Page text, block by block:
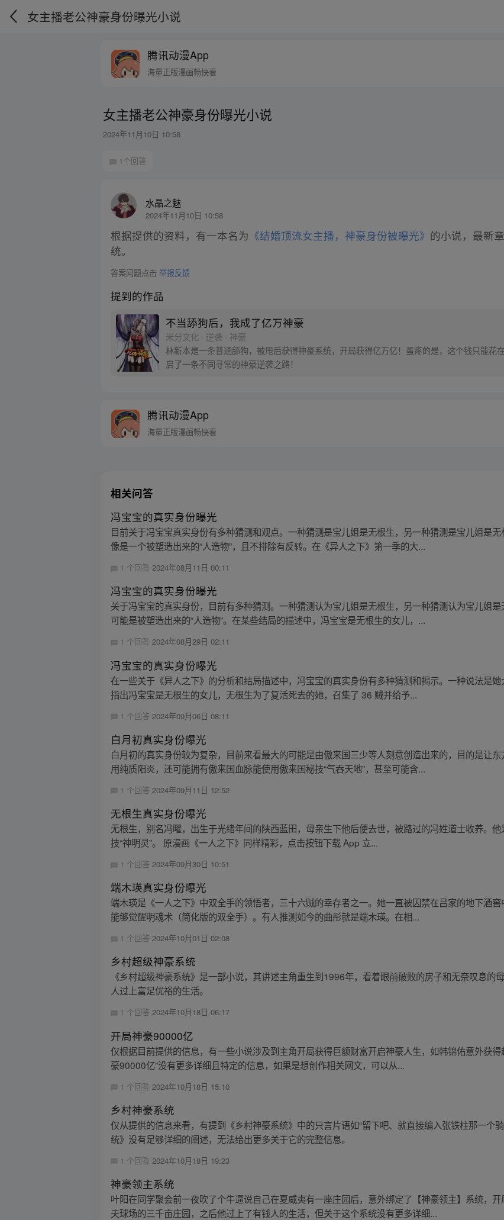
女主播老公神豪身份曝光小说
腾讯动漫App
海量正版漫画畅快看
女主播老公神豪身份曝光小说
2024年11月10日 10:58
1个回答
水晶之魅
2024年11月10日 10:58
根据提供的资料，有一本名为 《结婚顶流女主播，神豪身份被曝光》 的小说，最新
统。
答案问题点击举报反馈
提到的作品
不当舔狗后，我成了亿万神豪
米分文化 · 逆袭 · 神豪
林新本是一条普通舔狗，被甩后获得神豪系统，开局获得亿万亿！蛋疼的是，这个钱只能花
启了一条不同寻常的神豪逆袭之路！
腾讯动漫App
海量正版漫画畅快看
相关问答
冯宝宝的真实身份曝光
目前关于冯宝宝真实身份有多种猜测和观点。一种猜测是宝儿姐是无根生，另一种猜测是宝儿姐是
像是一个被塑造出来的“人造物”，且不排除有反转。在《异人之下》第一季的大...
1 个回答2024年08月11日 00:11
冯宝宝的真实身份曝光
关于冯宝宝的真实身份，目前有多种猜测。一种猜测认为宝儿姐是无根生，另一种猜测认为宝儿姐
可能是被塑造出来的“人造物”。在某些结局的描述中，冯宝宝是无根生的女儿，...
1 个回答2024年08月29日 02:11
冯宝宝的真实身份曝光
在一些关于《异人之下》的分析和结局描述中，冯宝宝的真实身份有多种猜测和揭示。一种说法是她
指出冯宝宝是无根生的女儿，无根生为了复活死去的她，召集了 36 贼并给予...
1 个回答 2024年09月06日 08:11
白月初真实身份曝光
白月初的真实身份较为复杂，目前来看最大的可能是由傲来国三少等人刻意创造出来的，目的是让
用纯质阳炎，还可能拥有傲来国血脉能使用傲来国秘技“气吞天地”，甚至可能含...
1 个回答 2024年09月11日 12:52
无根生真实身份曝光
无根生，别名冯曜，出生于光绪年间的陕西蓝田，母亲生下他后便去世，被路过的冯姓道士收养。
技“神明灵”。 原漫画《一人之下》同样精彩，点击按钮下载 App 立...
1 个回答2024年09月30日 10:51
端木瑛真实身份曝光
端木瑛是《一人之下》中双全手的领悟者，三十六贼的幸存者之一。她一直被囚禁在吕家的地下酒
能够觉醒明魂术（简化版的双全手）。有人推测如今的曲彤就是端木瑛。在相...
1 个回答2024年10月01日 02:08
乡村超级神豪系统
《乡村超级神豪系统》是一部小说，其讲述主角重生到1996年，看着眼前破败的房子和无奈叹息的
人过上富足优裕的生活。
1 个回答2024年10月18日 06:17
开局神豪90000亿
仅根据目前提供的信息，有一些小说涉及到主角开局获得巨额财富开启神豪人生，如韩锦佑意外获
豪90000亿”没有更多详细且特定的信息，如果是想创作相关网文，可以从...
1 个回答 2024年10月18日 15:10
乡村神豪系统
仅从提供的信息来看，有提到《乡村神豪系统》中的只言片语如“留下吧、就直接编入张铁柱那一个
统》没有足够详细的阐述，无法给出更多关于它的完整信息。
1 个回答 2024年10月18日 19:23
神豪领主系统
叶阳在同学聚会前一夜吹了个牛逼说自己在夏威夷有一座庄园后，意外绑定了【神豪领主】系统，
夫球场的三千亩庄园，之后他过上了有钱人的生活，但关于这个系统没有更多详细...